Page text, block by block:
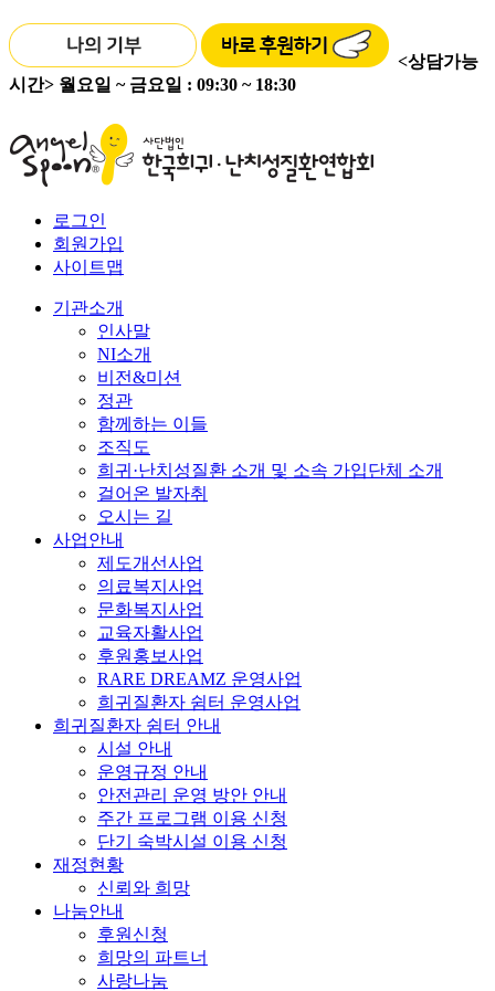
<상담가능
시간> 월요일 ~ 금요일 : 09:30 ~ 18:30
로그인
회원가입
사이트맵
기관소개
인사말
NI소개
비전&미션
정관
함께하는 이들
조직도
희귀·난치성질환 소개 및 소속 가입단체 소개
걸어온 발자취
오시는 길
사업안내
제도개선사업
의료복지사업
문화복지사업
교육자활사업
후원홍보사업
RARE DREAMZ 운영사업
희귀질환자 쉼터 운영사업
희귀질환자 쉼터 안내
시설 안내
운영규정 안내
안전관리 운영 방안 안내
주간 프로그램 이용 신청
단기 숙박시설 이용 신청
재정현황
신뢰와 희망
나눔안내
후원신청
희망의 파트너
사랑나눔